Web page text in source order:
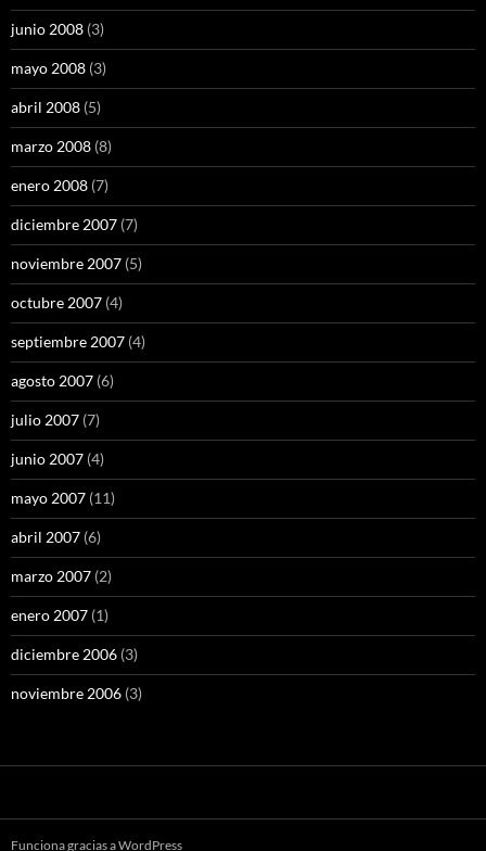
junio 2008 (3)
mayo 2008 (3)
abril 2008 (5)
marzo 2008 (8)
enero 2008 (7)
diciembre 2007 (7)
noviembre 2007 (5)
octubre 2007 (4)
septiembre 2007 (4)
agosto 2007 (6)
julio 2007 (7)
junio 2007 (4)
mayo 2007 (11)
abril 2007 (6)
marzo 2007 (2)
enero 2007 (1)
diciembre 2006 (3)
noviembre 2006 (3)
Funciona gracias a WordPress